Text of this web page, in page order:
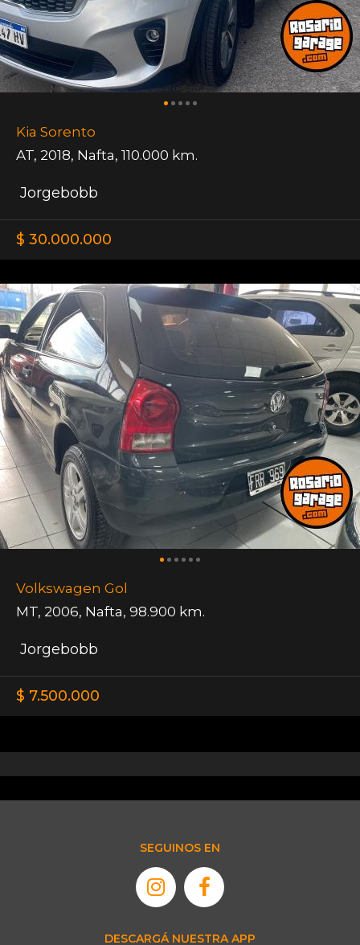
Kia Sorento
AT, 2018, Nafta, 110.000 km.
Jorgebobb
$ 30.000.000
Volkswagen Gol
MT, 2006, Nafta, 98.900 km.
Jorgebobb
$ 7.500.000
SEGUINOS EN
DESCARGÁ NUESTRA APP